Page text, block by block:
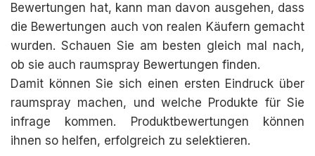
Bewertungen hat, kann man davon ausgehen, dass
die Bewertungen auch von realen Käufern gemacht
wurden. Schauen Sie am besten gleich mal nach,
ob sie auch raumspray Bewertungen finden.
Damit können Sie sich einen ersten Eindruck über
raumspray machen, und welche Produkte für Sie
infrage kommen. Produktbewertungen können
ihnen so helfen, erfolgreich zu selektieren.